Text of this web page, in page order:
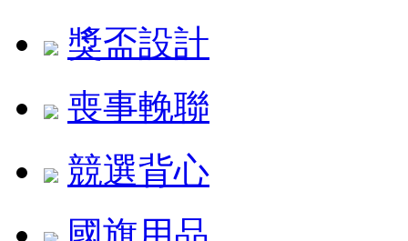
獎盃設計
喪事輓聯
競選背心